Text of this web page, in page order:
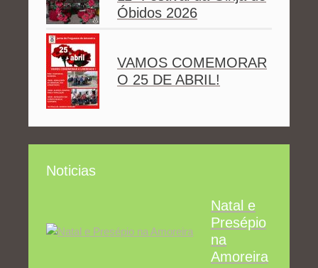
Óbidos 2026
VAMOS COMEMORAR
O 25 DE ABRIL!
Noticias
Natal e
Presépio
na
Amoreira